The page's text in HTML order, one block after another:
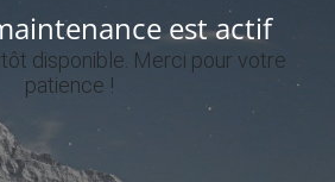
est actif
disponible. Merci pour votre
patience !